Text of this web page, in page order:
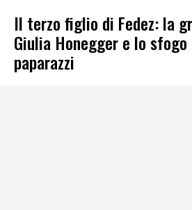
Il terzo figlio di Fedez: la
Giulia Honegger e lo
paparazzi